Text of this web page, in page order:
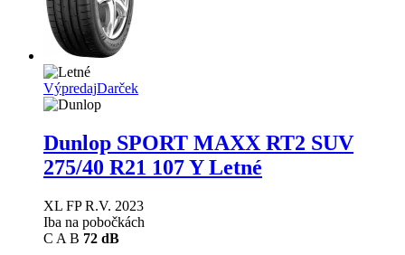
VýpredajDarček
Dunlop SPORT MAXX RT2 SUV
275/40 R21 107 Y Letné
XL FP R.V. 2023
Iba na pobočkách
C A B 72 dB